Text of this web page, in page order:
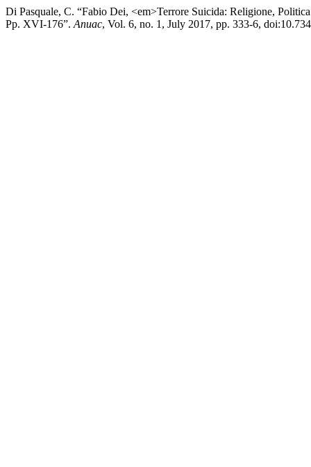
Di Pasquale, C. “Fabio Dei, <em>Terrore Suicida: Religione,
Pp. XVI-176”. Anuac, Vol. 6, no. 1, July 2017, pp. 333-6,